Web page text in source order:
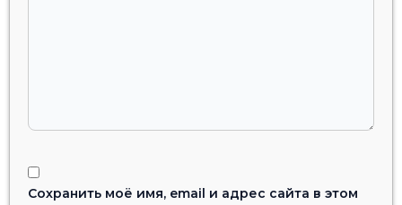
Сохранить моё имя, email и адрес сайта в этом